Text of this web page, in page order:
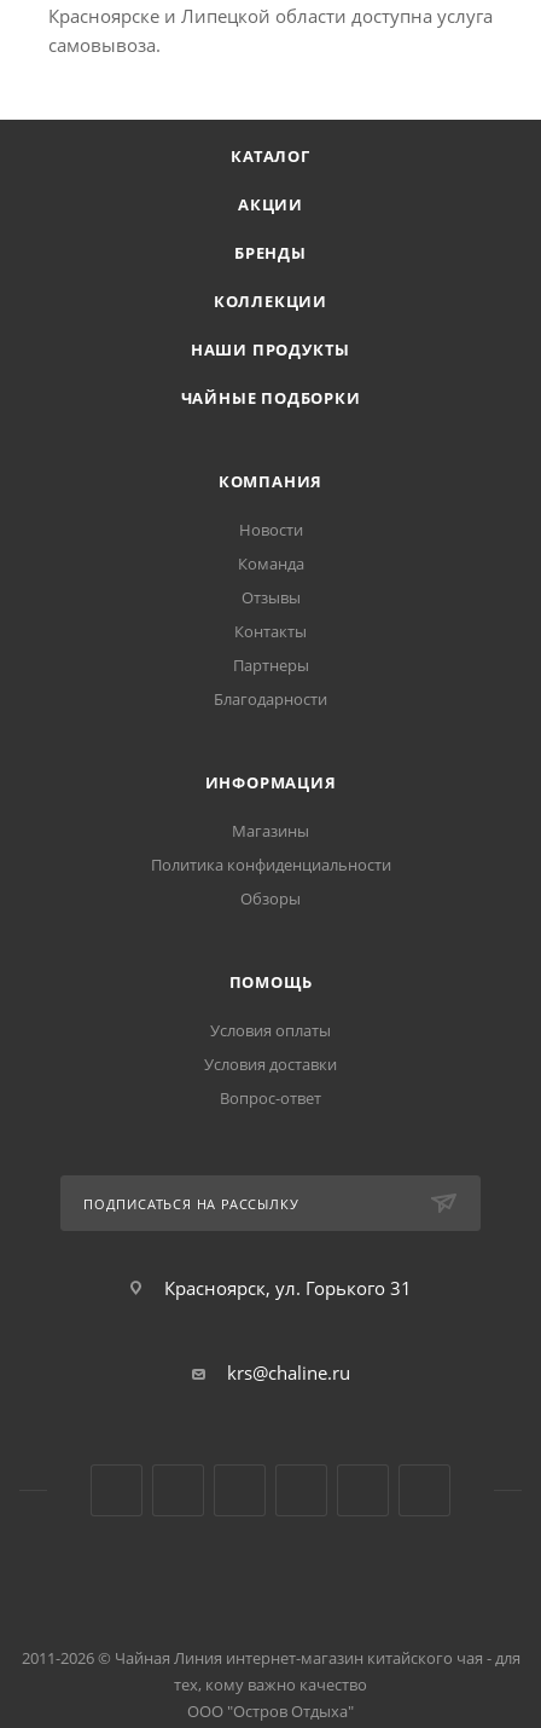
Красноярске и Липецкой области доступна услуга
самовывоза.
КАТАЛОГ
АКЦИИ
БРЕНДЫ
КОЛЛЕКЦИИ
НАШИ ПРОДУКТЫ
ЧАЙНЫЕ ПОДБОРКИ
КОМПАНИЯ
Новости
Команда
Отзывы
Контакты
Партнеры
Благодарности
ИНФОРМАЦИЯ
Магазины
Политика конфиденциальности
Обзоры
ПОМОЩЬ
Условия оплаты
Условия доставки
Вопрос-ответ
ПОДПИСАТЬСЯ НА РАССЫЛКУ
Красноярск, ул. Горького 31
krs@chaline.ru
2011-2026 © Чайная Линия интернет-магазин китайского чая - для
тех, кому важно качество
ООО "Остров Отдыха"